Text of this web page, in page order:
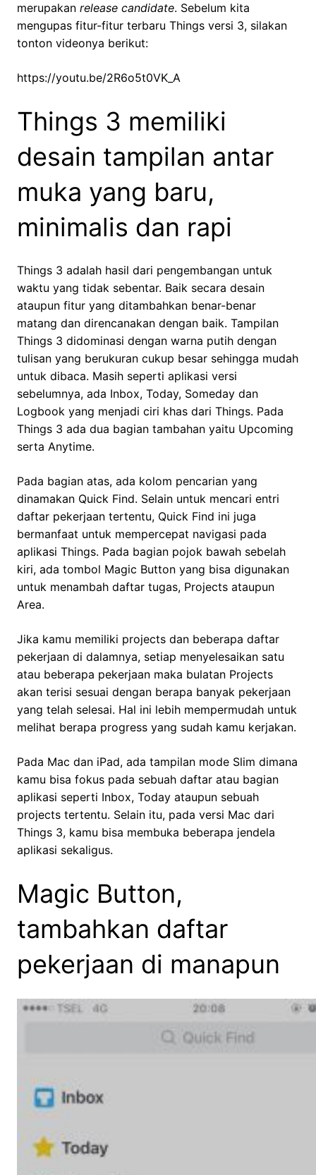
merupakan release candidate. Sebelum kita
mengupas fitur-fitur terbaru Things versi 3, silakan
tonton videonya berikut:
https://youtu.be/2R6o5t0VK_A
Things 3 memiliki
desain tampilan antar
muka yang baru,
minimalis dan rapi
Things 3 adalah hasil dari pengembangan untuk
waktu yang tidak sebentar. Baik secara desain
ataupun fitur yang ditambahkan benar-benar
matang dan direncanakan dengan baik. Tampilan
Things 3 didominasi dengan warna putih dengan
tulisan yang berukuran cukup besar sehingga mudah
untuk dibaca. Masih seperti aplikasi versi
sebelumnya, ada Inbox, Today, Someday dan
Logbook yang menjadi ciri khas dari Things. Pada
Things 3 ada dua bagian tambahan yaitu Upcoming
serta Anytime.
Pada bagian atas, ada kolom pencarian yang
dinamakan Quick Find. Selain untuk mencari entri
daftar pekerjaan tertentu, Quick Find ini juga
bermanfaat untuk mempercepat navigasi pada
aplikasi Things. Pada bagian pojok bawah sebelah
kiri, ada tombol Magic Button yang bisa digunakan
untuk menambah daftar tugas, Projects ataupun
Area.
Jika kamu memiliki projects dan beberapa daftar
pekerjaan di dalamnya, setiap menyelesaikan satu
atau beberapa pekerjaan maka bulatan Projects
akan terisi sesuai dengan berapa banyak pekerjaan
yang telah selesai. Hal ini lebih mempermudah untuk
melihat berapa progress yang sudah kamu kerjakan.
Pada Mac dan iPad, ada tampilan mode Slim dimana
kamu bisa fokus pada sebuah daftar atau bagian
aplikasi seperti Inbox, Today ataupun sebuah
projects tertentu. Selain itu, pada versi Mac dari
Things 3, kamu bisa membuka beberapa jendela
aplikasi sekaligus.
Magic Button,
tambahkan daftar
pekerjaan di manapun